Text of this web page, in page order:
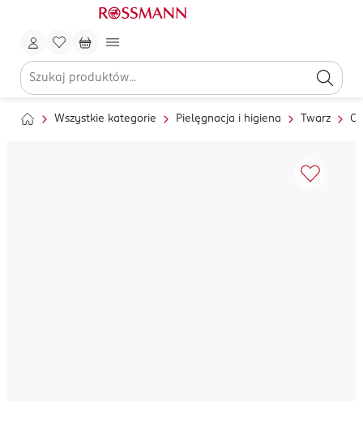
Wszystkie kategorie Pielęgnacja i higiena Twarz